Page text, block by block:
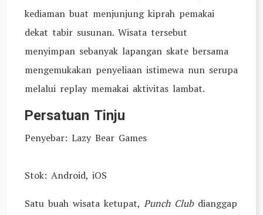
kediaman buat menjunjung kiprah pemakai
dekat tabir susunan. Wisata tersebut
menyimpan sebanyak lapangan skate bersama
mengemukakan penyeliaan istimewa nun serupa
melalui replay memakai aktivitas lambat.
Persatuan Tinju
Penyebar: Lazy Bear Games
Stok: Android, iOS
Satu buah wisata ketupat, Punch Club dianggap